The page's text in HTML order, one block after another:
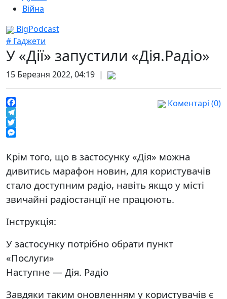
Війна
BigPodcast
# Гаджети
У «Дії» запустили «Дія.Радіо»
15 Березня 2022, 04:19 |
Facebook
Telegram
Twitter
Коментарі (0)
Крім того, що в застосунку «Дія» можна
дивитись марафон новин, для користувачів
стало доступним радіо, навіть якщо у місті
звичайні радіостанції не працюють.
Інструкція:
У застосунку потрібно обрати пункт
«Послуги»
Наступне — Дія. Радіо
Завдяки таким оновленням у користувачів є